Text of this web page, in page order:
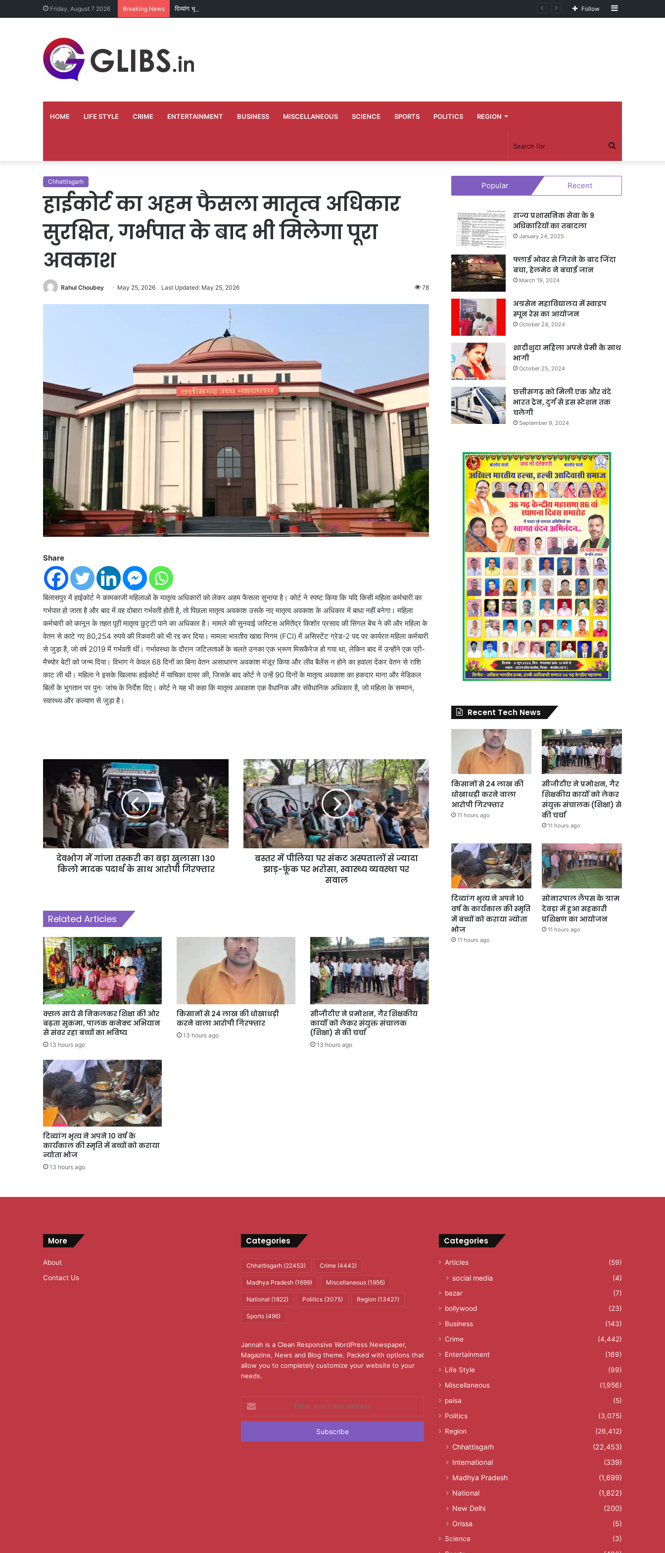
Friday, August 7 2026 Breaking News दिव्यांग भृत्य ने अपने 10 वर्ष के कार्यकाल की स्मृति में बच्चों को कराया न्योता भोज Sidebar
Follow
HOME LIFE STYLE CRIME ENTERTAINMENT BUSINESS MISCELLANEOUS SCIENCE SPORTS POLITICS REGION
Search
for
Chhattisgarh
हाईकोर्ट का अहम फैसला मातृत्व अधिकार
सुरक्षित, गर्भपात के बाद भी मिलेगा पूरा
अवकाश
Rahul Choubey May 25, 2026 Last Updated: May 25, 2026 78
Share
बिलासपुर में हाईकोर्ट ने कामकाजी महिलाओं के मातृत्व अधिकारों को लेकर अहम फैसला सुनाया है। कोर्ट ने स्पष्ट किया कि यदि किसी महिला कर्मचारी का
गर्भपात हो जाता है और बाद में वह दोबारा गर्भवती होती है, तो पिछला मातृत्व अवकाश उसके नए मातृत्व अवकाश के अधिकार में बाधा नहीं बनेगा। महिला
कर्मचारी को कानून के तहत पूरी मातृत्व छुट्टी पाने का अधिकार है। मामले की सुनवाई जस्टिस अमितेंद्र किशोर प्रसाद की सिंगल बेंच ने की और महिला के
वेतन से काटे गए 80,254 रुपये की रिकवरी को भी रद्द कर दिया। मामला भारतीय खाद्य निगम (FCI) में असिस्टेंट ग्रेड-2 पद पर कार्यरत महिला कर्मचारी
से जुड़ा है, जो वर्ष 2019 में गर्भवती थीं। गर्भावस्था के दौरान जटिलताओं के चलते उनका एक भ्रूण मिसकैरेज हो गया था, लेकिन बाद में उन्होंने एक प्री-
मैच्योर बेटी को जन्म दिया। विभाग ने केवल 68 दिनों का बिना वेतन असाधारण अवकाश मंजूर किया और लीव बैलेंस न होने का हवाला देकर वेतन से राशि
काट ली थी। महिला ने इसके खिलाफ हाईकोर्ट में याचिका दायर की, जिसके बाद कोर्ट ने उन्हें 90 दिनों के मातृत्व अवकाश का हकदार माना और मेडिकल
बिलों के भुगतान पर पुनः जांच के निर्देश दिए। कोर्ट ने यह भी कहा कि मातृत्व अवकाश एक वैधानिक और संवैधानिक अधिकार है, जो महिला के सम्मान,
स्वास्थ्य और कल्याण से जुड़ा है।
देवभोग में गांजा तस्करी का बड़ा खुलासा 130
किलो मादक पदार्थ के साथ आरोपी गिरफ्तार
बस्तर में पीलिया पर संकट अस्पतालों से ज्यादा
झाड़-फूंक पर भरोसा, स्वास्थ्य व्यवस्था पर
सवाल
Related Articles
क्सल साये से निकलकर शिक्षा की ओर
बढ़ता सुकमा, पालक कनेक्ट अभियान
से संवर रहा बच्चों का भविष्य
13 hours ago
किसानों से 24 लाख की धोखाधड़ी
करने वाला आरोपी गिरफ्तार
13 hours ago
सीजीटीए ने प्रमोशन, गैर शिक्षकीय
कार्यों को लेकर संयुक्त संचालक
(शिक्षा) से की चर्चा
13 hours ago
दिव्यांग भृत्य ने अपने 10 वर्ष के
कार्यकाल की स्मृति में बच्चों को कराया
न्योता भोज
13 hours ago
Popular Recent
राज्य प्रशासनिक सेवा के 9
अधिकारियों का तबादला
January 24, 2025
फ्लाई ओवर से गिरने के बाद जिंदा
बचा, हेलमेट ने बचाई जान
March 19, 2024
अग्रसेन महाविद्यालय में स्वाइप
स्पून रेस का आयोजन
October 24, 2024
शादीशुदा महिला अपने प्रेमी के साथ
भागी
October 25, 2024
छत्तीसगढ़ को मिली एक और वंदे
भारत ट्रेन, दुर्ग से इस स्टेशन तक
चलेगी
September 9, 2024
Recent Tech News
किसानों से 24 लाख की
धोखाधड़ी करने वाला
आरोपी गिरफ्तार
11 hours ago
सीजीटीए ने प्रमोशन, गैर
शिक्षकीय कार्यों को लेकर
संयुक्त संचालक (शिक्षा) से
की चर्चा
11 hours ago
दिव्यांग भृत्य ने अपने 10
वर्ष के कार्यकाल की स्मृति
में बच्चों को कराया न्योता
भोज
11 hours ago
सोनारपाल लैंपस के ग्राम
देवड़ा में हुआ सहकारी
प्रशिक्षण का आयोजन
11 hours ago
More
About
Contact Us
Categories
Chhattisgarh(22453) Crime(4442)
Madhya Pradesh(1699) Miscellaneous(1956)
National (1822) Politics(3075) Region (13427)
Sports(496)
Jannah is a Clean Responsive WordPress Newspaper,
Magazine, News and Blog theme. Packed with options that
allow you to completely customize your website to your
needs.
your
Email
Categories
Articles (59)
social media (4)
bazar
(7)
bollywood
(23)
Business
(143)
Crime
(4,442)
Entertainment
(169)
Life Style
(99)
Miscellaneous
(1,956)
paisa
(5)
Politics
(3,075)
Region
(26,412)
Chhattisgarh
(22,453)
International
(339)
Madhya Pradesh
(1,699)
National
(1,822)
New Delhi
(200)
Orissa
(5)
Science
(3)